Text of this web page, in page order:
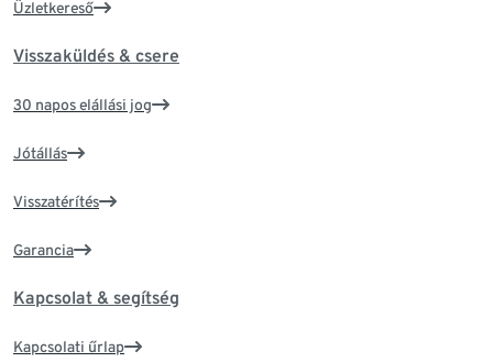
Üzletkereső
Visszaküldés & csere
30 napos elállási jog
Jótállás
Visszatérítés
Garancia
Kapcsolat & segítség
Kapcsolati űrlap